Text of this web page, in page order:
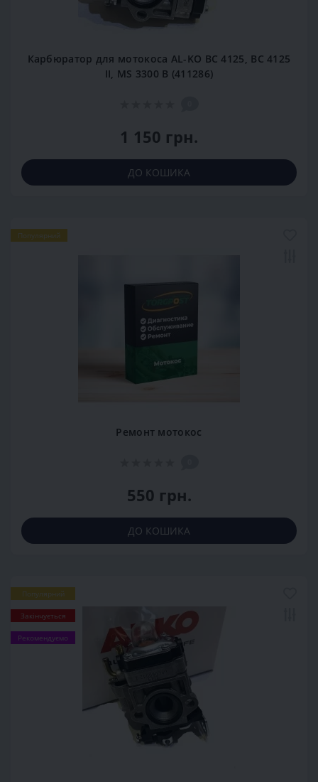
Карбюратор для мотокоса AL-KO BC 4125, BC 4125
II, MS 3300 B (411286)
1 150 грн.
ДО КОШИКА
Популярний
Ремонт мотокос
550 грн.
ДО КОШИКА
Популярний
Закінчується
Рекомендуємо